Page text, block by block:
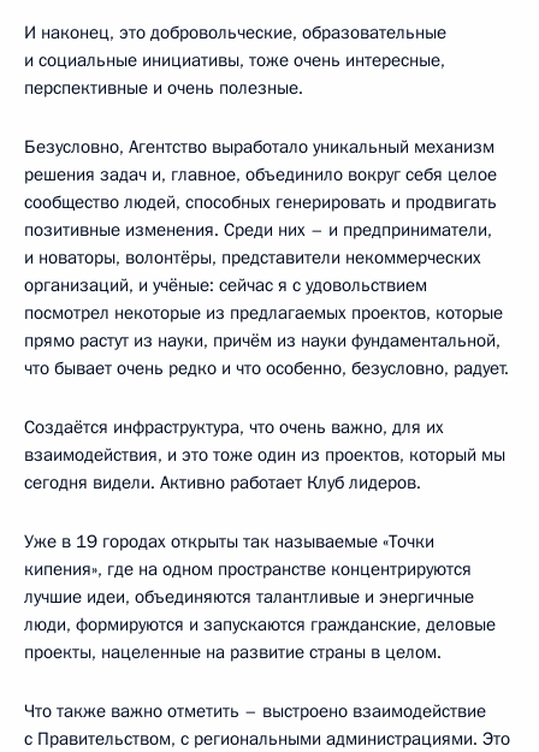
И наконец, это добровольческие, образовательные
и социальные инициативы, тоже очень интересные,
перспективные и очень полезные.
Безусловно, Агентство выработало уникальный механизм
решения задач и, главное, объединило вокруг себя целое
сообщество людей, способных генерировать и продвигать
позитивные изменения. Среди них – и предприниматели,
и новаторы, волонтёры, представители некоммерческих
организаций, и учёные: сейчас я с удовольствием
посмотрел некоторые из предлагаемых проектов, которые
прямо растут из науки, причём из науки фундаментальной,
что бывает очень редко и что особенно, безусловно, радует.
Создаётся инфраструктура, что очень важно, для их
взаимодействия, и это тоже один из проектов, который мы
сегодня видели. Активно работает Клуб лидеров.
Уже в 19 городах открыты так называемые «Точки
кипения», где на одном пространстве концентрируются
лучшие идеи, объединяются талантливые и энергичные
люди, формируются и запускаются гражданские, деловые
проекты, нацеленные на развитие страны в целом.
Что также важно отметить – выстроено взаимодействие
с Правительством, с региональными администрациями. Это